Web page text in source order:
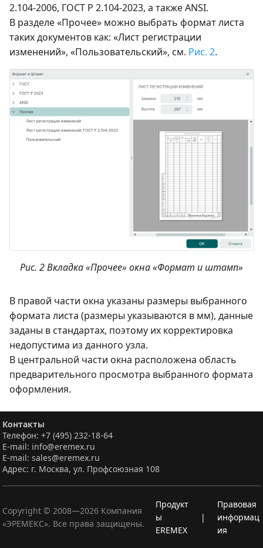
2.104-2006, ГОСТ Р 2.104-2023, а также ANSI.
В разделе «Прочее» можно выбрать формат листа
таких документов как: «Лист регистрации
изменений», «Пользовательский», см. Рис. 2.
Рис. 2 Вкладка «Прочее» окна «Формат и штамп»
В правой части окна указаны размеры выбранного
формата листа (размеры указываются в мм), данные
заданы в стандартах, поэтому их корректировка
недопустима из данного узла.
В центральной части окна расположена область
предварительного просмотра выбранного формата
оформления.
Контакты
Телефон: +7 (495) 232-18-64
E-mail: info@eremex.ru
E-mail: sales@eremex.ru
Адрес: г. Москва, ул. Профсоюзная 108
Copyright © 2008—2026 Компания
«ЭРЕМЕКС». Все права защищены.
Продукт
ы
EREMEX
|
Правовая
информац
ия